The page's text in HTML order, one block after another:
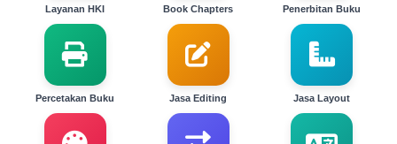
Layanan HKI Book Chapters Penerbitan Buku
Percetakan Buku Jasa Editing Jasa Layout